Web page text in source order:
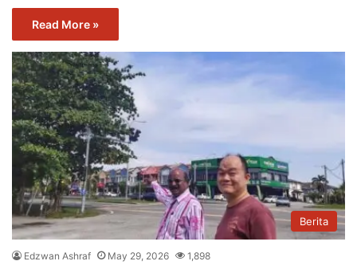
Read More »
Berita
Edzwan Ashraf May 29, 2026 1,898